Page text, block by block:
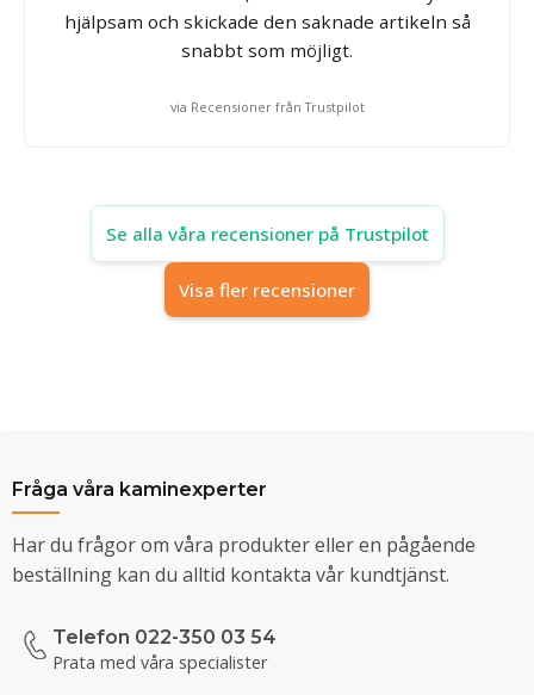
hjälpsam och skickade den saknade artikeln så
snabbt som möjligt.
via Recensioner från Trustpilot
Se alla våra recensioner på Trustpilot
Visa fler recensioner
Fråga våra kaminexperter
Har du frågor om våra produkter eller en pågående
beställning kan du alltid kontakta vår kundtjänst.
Telefon 022-350 03 54
Prata med våra specialister